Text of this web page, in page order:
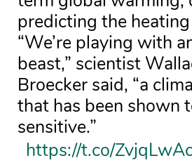
predicting the
“We’re playing with
beast,” scientist
Broecker said, “a
that has been shown
sensitive.”
https://t.co/